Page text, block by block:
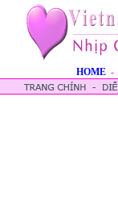
HOME -